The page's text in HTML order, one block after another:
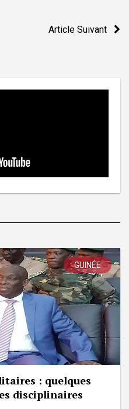
Article Suivant
GUINÉE
: quelques
disciplinaires